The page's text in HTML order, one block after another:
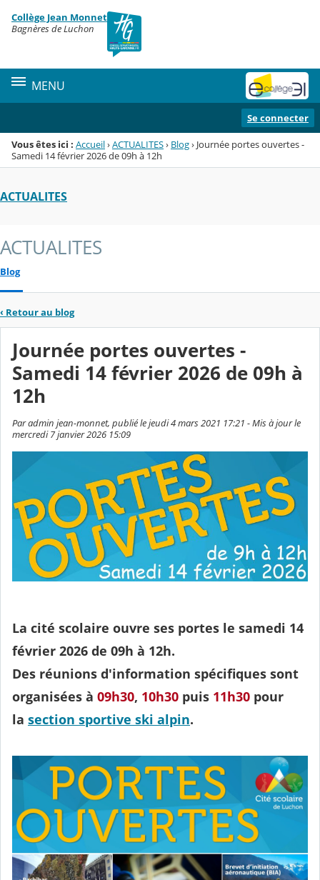
Menu de la rubrique
Contenu
Collège Jean Monnet
Bagnères de Luchon
MENU
Se connecter
Vous êtes ici : Accueil›ACTUALITES› Blog› Journée portes ouvertes -
Samedi 14 février 2026 de 09h à 12h
ACTUALITES
ACTUALITES
Blog
‹ Retour au blog
Journée portes ouvertes -
Samedi 14 février 2026 de 09h à
12h
Par admin jean-monnet, publié le jeudi 4 mars 2021 17:21 - Mis à jour le
mercredi 7 janvier 2026 15:09
La cité scolaire ouvre ses portes le samedi 14
février 2026 de 09h à 12h.
Des réunions d'information spécifiques sont
organisées à 09h30, 10h30 puis 11h30 pour
la section sportive ski alpin.